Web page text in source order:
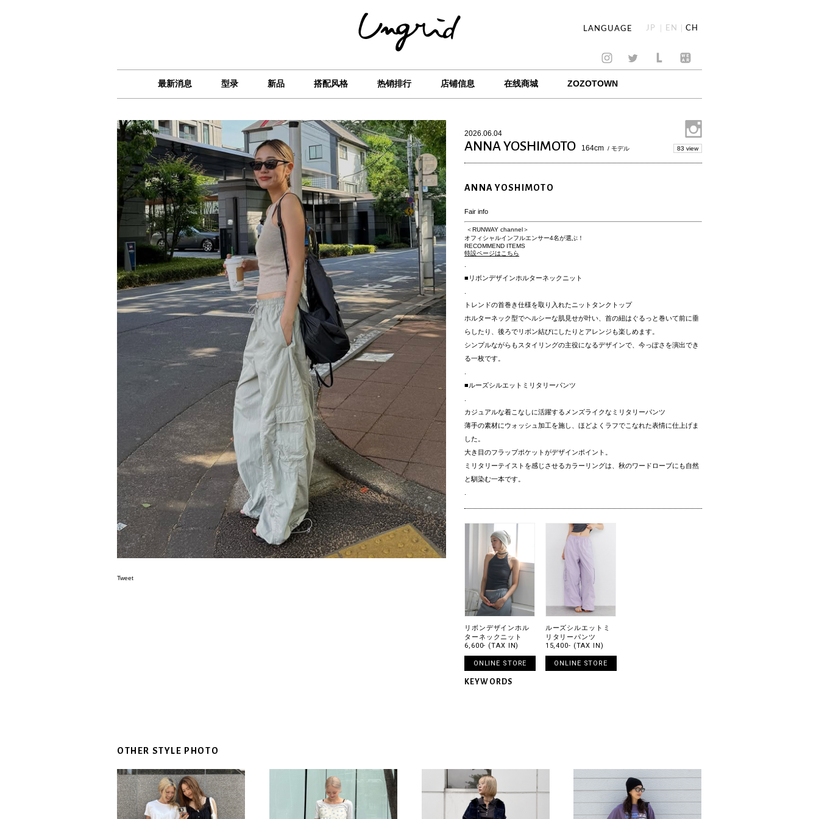
LANGUAGE JP EN CH
最新消息 型录 新品 搭配风格 热销排行 店铺信息 在线商城 ZOZOTOWN
Tweet
2026.06.04
ANNA YOSHIMOTO 164cm / モデル 83 view
ANNA YOSHIMOTO
Fair info
＜RUNWAY channel＞
オフィシャルインフルエンサー4名が選ぶ！
RECOMMEND ITEMS
特設ページはこちら
■リボンデザインホルターネックニット
トレンドの首巻き仕様を取り入れたニットタンクトップ
ホルターネック型でヘルシーな肌見せが叶い、首の紐はぐるっと巻いて前に垂
らしたり、後ろでリボン結びにしたりとアレンジも楽しめます。
シンプルながらもスタイリングの主役になるデザインで、今っぽさを演出でき
る一枚です。
■ルーズシルエットミリタリーパンツ
カジュアルな着こなしに活躍するメンズライクなミリタリーパンツ
薄手の素材にウォッシュ加工を施し、ほどよくラフでこなれた表情に仕上げま
した。
大き目のフラップポケットがデザインポイント。
ミリタリーテイストを感じさせるカラーリングは、秋のワードローブにも自然
と馴染む一本です。
リボンデザインホル
ターネックニット
6,600- (TAX IN)
ONLINE STORE
ルーズシルエットミ
リタリーパンツ
15,400- (TAX IN)
ONLINE STORE
KEYWORDS
OTHER STYLE PHOTO